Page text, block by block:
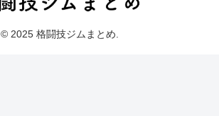
© 2025 格闘技ジムまとめ.